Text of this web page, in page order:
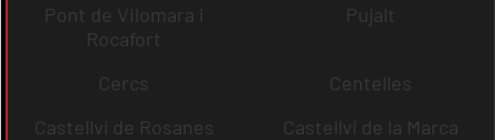
Pont de Vilomara i
Rocafort
Pujalt
Cercs
Centelles
Castellví de Rosanes
Castellví de la Marca